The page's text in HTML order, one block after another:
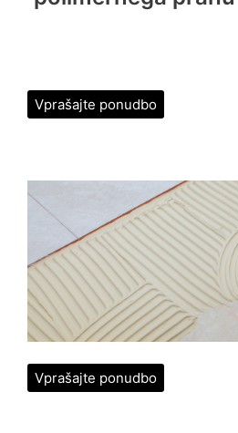
Vprašajte ponudbo
Vprašajte ponudbo